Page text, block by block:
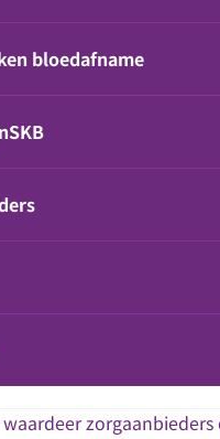
bloedafname